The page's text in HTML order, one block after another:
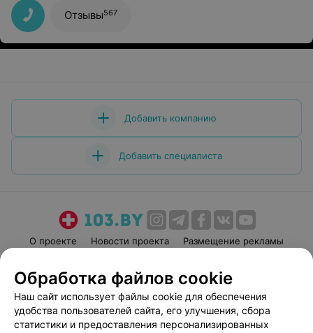
Отзывы567
Добавить компанию
Добавить специалиста
О проекте Новости проекта
Размещение рекламы
Пользовательское соглашение
Способы оплаты
Вакансии
Партнеры
Написать руководителю 103.by
Обработка файлов cookie
Наш сайт использует файлы cookie для обеспечения
удобства пользователей сайта, его улучшения, сбора
статистики и предоставления персонализированных